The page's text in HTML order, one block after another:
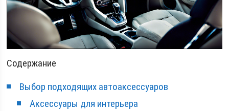
Содержание
Выбор подходящих автоаксессуаров
Аксессуары для интерьера